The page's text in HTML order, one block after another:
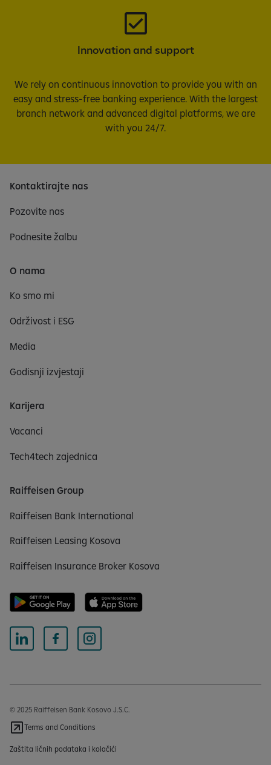
Innovation and support
We rely on continuous innovation to provide you with an
easy and stress-free banking experience. With the largest
branch network and advanced digital platforms, we are
with you 24/7.
Kontaktirajte nas
Pozovite nas
Podnesite žalbu
O nama
Ko smo mi
Održivost i ESG
Media
Godisnji izvjestaji
Karijera
Vacanci
Tech4tech zajednica
Raiffeisen Group
Raiffeisen Bank International
Raiffeisen Leasing Kosova
Raiffeisen Insurance Broker Kosova
© 2025 Raiffeisen Bank Kosovo J.S.C.
Terms and Conditions
Zaštita ličnih podataka i kolačići